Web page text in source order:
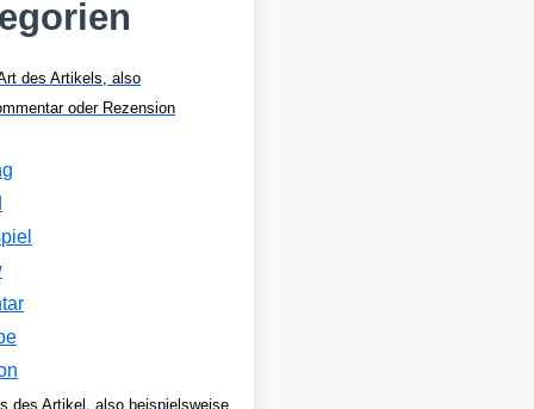
des Artikels, also
oder Rezension
des Artikel, also beispielsweise